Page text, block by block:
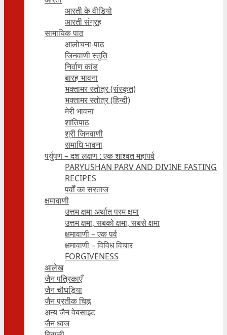
आरती के वीडियो
आरती संग्रह
सामायिक पाठ
आलोचना-पाठ
जिनवाणी स्तुति
निर्वाण कांड
बारह भावना
भक्तामर स्तोत्र (संस्कृत)
भक्तामर स्तोत्र (हिन्दी)
मेरी भावना
शांतिपाठ
श्री जिनवाणी
समाधि भावना
पर्युषण – दश लक्षण : एक शाश्वत महापर्व
PARYUSHAN PARV AND DIVINE FASTING
RECIPES
पर्वों का सरताज
क्षमावाणी
उत्तम क्षमा अर्थात परम क्षमा
उत्तम क्षमा, सबको क्षमा, सबसे क्षमा
क्षमावाणी – एक पर्व
क्षमावाणी – विविध विचार
FORGIVENESS
आलेख
जैन पत्रिकाएँ
जैन चौघड़िया
जैन प्रतीक चिह्न
अन्य जैन वेबसाइट
जैन ध्वज